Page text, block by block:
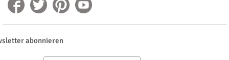
abonnieren